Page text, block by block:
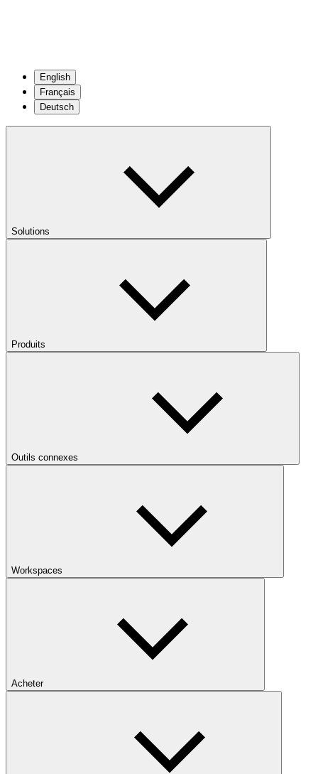
English
Français
Deutsch
Solutions
Produits
Outils connexes
Workspaces
Acheter